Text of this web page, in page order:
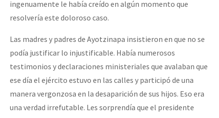
ingenuamente le había creído en algún momento que
resolvería este doloroso caso.
Las madres y padres de Ayotzinapa insistieron en que no se
podía justificar lo injustificable. Había numerosos
testimonios y declaraciones ministeriales que avalaban que
ese día el ejército estuvo en las calles y participó de una
manera vergonzosa en la desaparición de sus hijos. Eso era
una verdad irrefutable. Les sorprendía que el presidente